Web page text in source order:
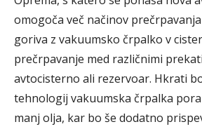
omogoča več načinov
goriva z vakuumsko črpalko v
prečrpavanje med različnimi
avtocisterno ali rezervoar. Hkrati
tehnologij vakuumska črpalka
manj olja, kar bo še dodatno